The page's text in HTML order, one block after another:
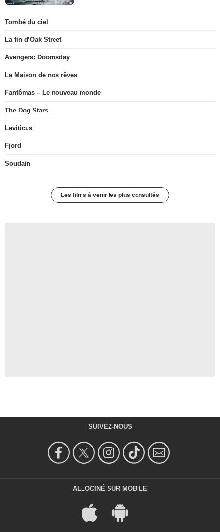
Tombé du ciel
La fin d’Oak Street
Avengers: Doomsday
La Maison de nos rêves
Fantômas – Le nouveau monde
The Dog Stars
Leviticus
Fjord
Soudain
Les films à venir les plus consultés
SUIVEZ-NOUS
ALLOCINÉ SUR MOBILE